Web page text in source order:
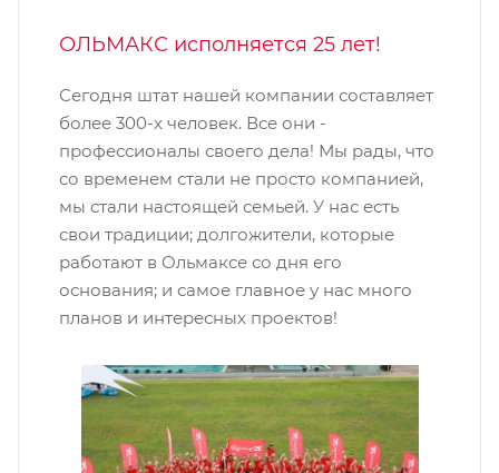
ОЛЬМАКС исполняется 25 лет!
Сегодня штат нашей компании составляет
более 300-х человек. Все они -
профессионалы своего дела! Мы рады, что
со временем стали не просто компанией,
мы стали настоящей семьей. У нас есть
свои традиции; долгожители, которые
работают в Ольмаксе со дня его
основания; и самое главное у нас много
планов и интересных проектов!